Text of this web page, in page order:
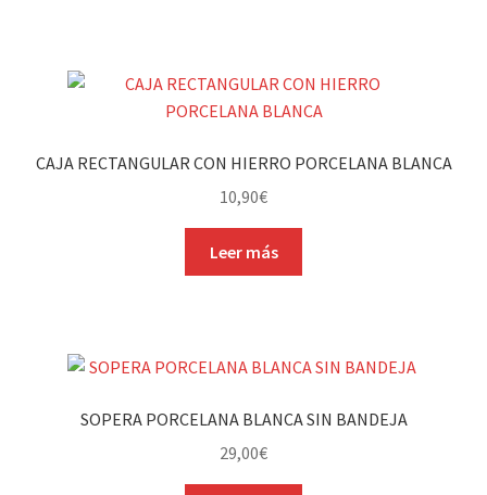
CAJA RECTANGULAR CON HIERRO PORCELANA BLANCA
10,90€
Leer más
SOPERA PORCELANA BLANCA SIN BANDEJA
29,00€